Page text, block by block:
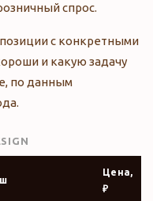
спрос.
с конкретными
и какую задачу
по данным
Цена,
₽